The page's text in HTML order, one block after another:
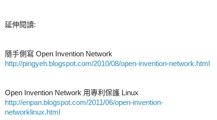
延伸閱讀:
隨手側寫 Open Invention Network
http://pingyeh.blogspot.com/2010/08/open-invention-network.html
Open Invention Network 用專利保護 Linux
http://enpan.blogspot.com/2011/06/open-invention-
networklinux.html